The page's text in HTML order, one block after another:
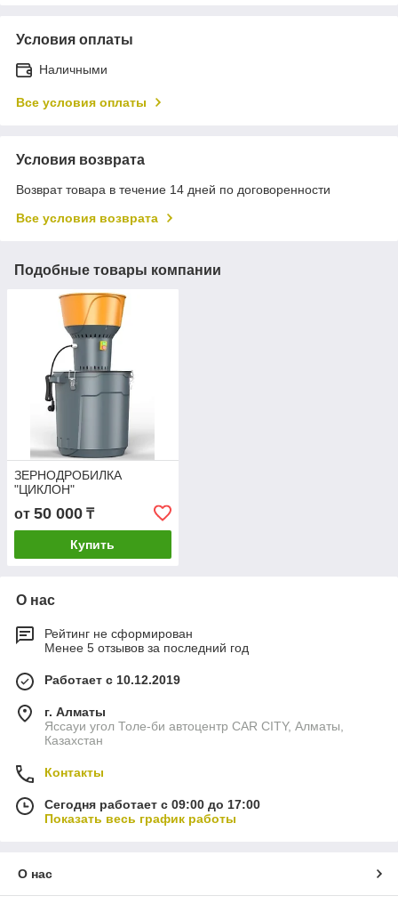
Условия оплаты
Наличными
Все условия оплаты
Условия возврата
Возврат товара в течение 14 дней по договоренности
Все условия возврата
Подобные товары компании
ЗЕРНОДРОБИЛКА
"ЦИКЛОН"
от 50 000 ₸
Купить
О нас
Рейтинг не сформирован
Менее 5 отзывов за последний год
Работает с 10.12.2019
г. Алматы
Яссауи угол Толе-би автоцентр CAR CITY, Алматы,
Казахстан
Контакты
Сегодня работает с 09:00 до 17:00
Показать весь график работы
О нас